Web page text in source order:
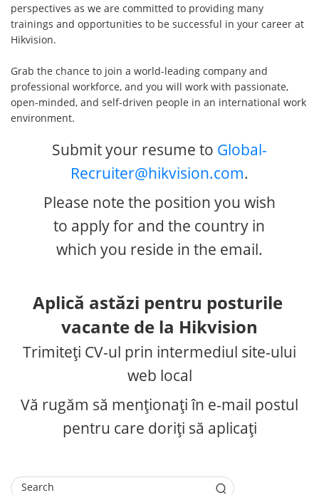
perspectives as we are committed to providing many
trainings and opportunities to be successful in your career at
Hikvision.
Grab the chance to join a world-leading company and
professional workforce, and you will work with passionate,
open-minded, and self-driven people in an international work
environment.
Submit your resume to Global-
Recruiter@hikvision.com.
Please note the position you wish
to apply for and the country in
which you reside in the email.
Aplică astăzi pentru posturile
vacante de la Hikvision
Trimiteți CV-ul prin intermediul site-ului
web local
Vă rugăm să menționați în e-mail postul
pentru care doriți să aplicați